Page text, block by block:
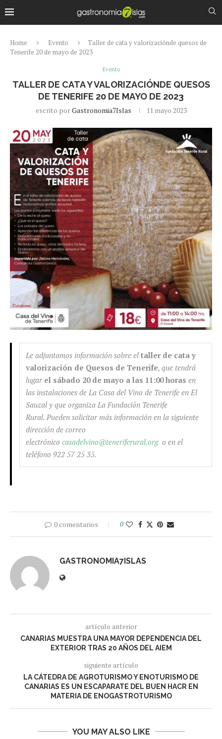
Home Evento
Taller de cata y valorizaciónde quesos de
Tenerife 20 de mayo de 2023
Evento
TALLER DE CATA Y VALORIZACIÓNDE QUESOS
DE TENERIFE 20 DE MAYO DE 2023
escrito porGastronomia7Islas 11 mayo 2023
Le adjuntamos información sobre el taller de cata y
valorización de Quesos de Tenerife, que tendrá
lugar el sábado 20 de mayo a las 11:00 horas en
las instalaciones de La Casa del Vino de Tenerife en El
Sauzal y que organiza La Fundación Tenerife
Rural. Pueden solicitar más información en la siguiente
dirección de correo
electrónico casadelvino@teneriferural.orgo en el
teléfono 922 57 25 35.
0 comentarios 0
GASTRONOMIA7ISLAS
artículo anterior
CANARIAS MUESTRA UNA MAYOR DEPENDENCIA DEL
EXTERIOR TRAS 20 AÑOS DEL AIEM
siguiente artículo
LA CÁTEDRA DE AGROTURISMO Y ENOTURISMO DE
CANARIAS ES UN ESCAPARATE DEL BUEN HACR EN
MATERIA DE ENOGASTROTURISMO
YOU MAY ALSO LIKE